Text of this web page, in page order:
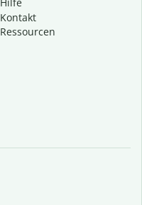
Kontakt
Ressourcen